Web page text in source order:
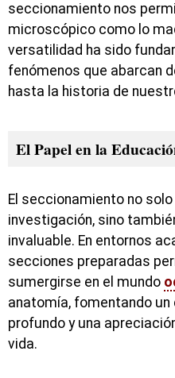
seccionamiento nos
microscópico como lo
versatilidad ha sido
fenómenos que abarcan
hasta la historia de
El Papel en la
El seccionamiento no
investigación, sino
invaluable. En entornos
secciones preparadas
sumergirse en el mundo
anatomía, fomentando
profundo y una
vida.